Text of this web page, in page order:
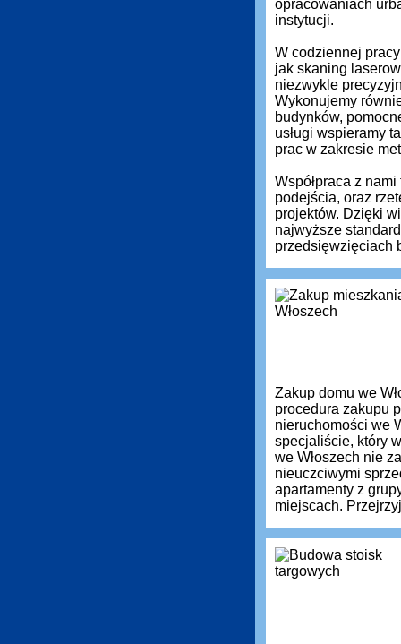
opracowaniach
instytucji.
W codziennej
jak skaning
niezwykle
Wykonujemy
budynków,
usługi wspieramy
prac w zakresie
Współpraca z
podejścia, oraz
projektów. Dzięki
najwyższe
przedsięwzięciach
Zakup domu we
procedura zakupu
nieruchomości we
specjaliście, który
we Włoszech nie
nieuczciwymi
apartamenty z
miejscach.